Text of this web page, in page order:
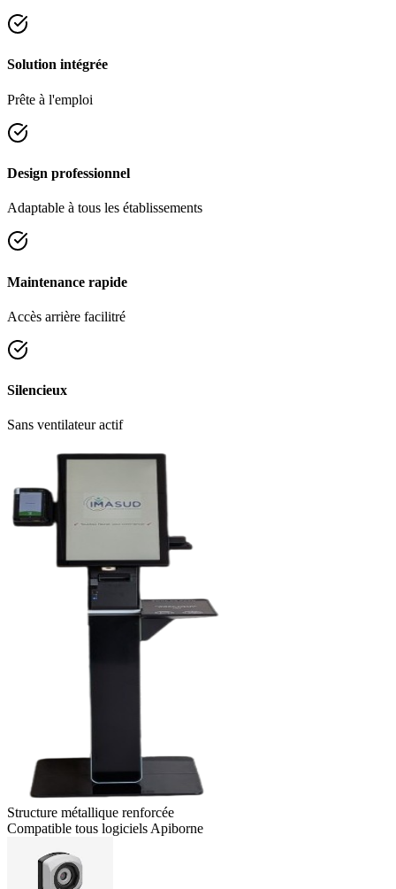
Solution intégrée
Prête à l'emploi
Design professionnel
Adaptable à tous les établissements
Maintenance rapide
Accès arrière facilitré
Silencieux
Sans ventilateur actif
Structure métallique renforcée
Compatible tous logiciels Apiborne